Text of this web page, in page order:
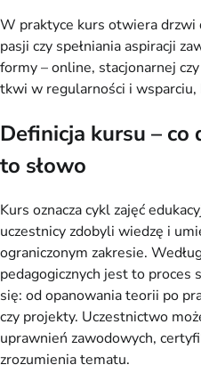
W praktyce kurs otwiera drzwi
pasji czy spełniania aspiracji
formy – online, stacjonarnej
tkwi w regularności i
Definicja kursu – co
to słowo
Kurs oznacza cykl zajęć
uczestnicy zdobyli wiedzę i
ograniczonym zakresie.
pedagogicznych jest to proces
się: od opanowania teorii po
czy projekty. Uczestnictwo
uprawnień zawodowych,
zrozumienia tematu.